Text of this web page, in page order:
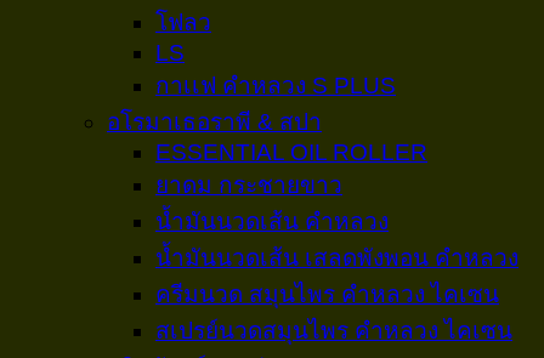
โฟลว
LS
กาเเฟ คำหลวง S PLUS
อโรมาเธอราพี & สปา
ESSENTIAL OIL ROLLER
ยาดม กระชายขาว
น้ำมันนวดเส้น คำหลวง
น้ำมันนวดเส้น เสลดพังพอน คำหลวง
ครีมนวด สมุนไพร คำหลวง ไคเซน
สเปรย์นวดสมุนไพร คำหลวง ไคเซน